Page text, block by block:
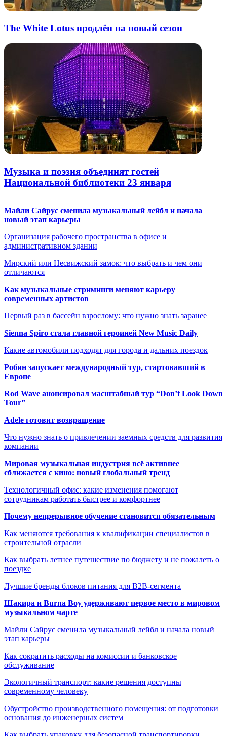
The White Lotus продлён на новый сезон
Музыка и поэзия объединят гостей
Национальной библиотеки 23 января
Майли Сайрус сменила музыкальный лейбл и начала
новый этап карьеры
Организация рабочего пространства в офисе и
административном здании
Мирский или Несвижский замок: что выбрать и чем они
отличаются
Как музыкальные стриминги меняют карьеру
современных артистов
Первый раз в бассейн взрослому: что нужно знать заранее
Sienna Spiro стала главной героиней New Music Daily
Какие автомобили подходят для города и дальних поездок
Робин запускает международный тур, стартовавший в
Европе
Rod Wave анонсировал масштабный тур “Don’t Look Down
Tour”
Adele готовит возвращение
Что нужно знать о привлечении заемных средств для развития
компании
Мировая музыкальная индустрия всё активнее
сближается с кино: новый глобальный тренд
Технологичный офис: какие изменения помогают
сотрудникам работать быстрее и комфортнее
Почему непрерывное обучение становится обязательным
Как меняются требования к квалификации специалистов в
строительной отрасли
Как выбрать летнее путешествие по бюджету и не пожалеть о
поездке
Лучшие бренды блоков питания для B2B-сегмента
Шакира и Burna Boy удерживают первое место в мировом
музыкальном чарте
Майли Сайрус сменила музыкальный лейбл и начала новый
этап карьеры
Как сократить расходы на комиссии и банковское
обслуживание
Экологичный транспорт: какие решения доступны
современному человеку
Обустройство производственного помещения: от подготовки
основания до инженерных систем